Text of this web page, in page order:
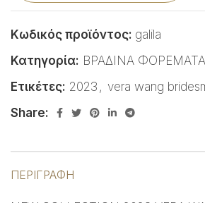
Κωδικός προϊόντος: galila
Κατηγορία: ΒΡΑΔΙΝΑ ΦΟΡΕΜΑΤΑ
Ετικέτες: 2023 , vera wang
Share:
ΠΕΡΙΓΡΑΦΉ